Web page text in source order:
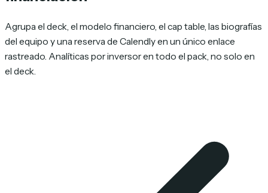
Agrupa el deck, el modelo financiero, el cap table, las biografías
del equipo y una reserva de Calendly en un único enlace
rastreado. Analíticas por inversor en todo el pack, no solo en
el deck.